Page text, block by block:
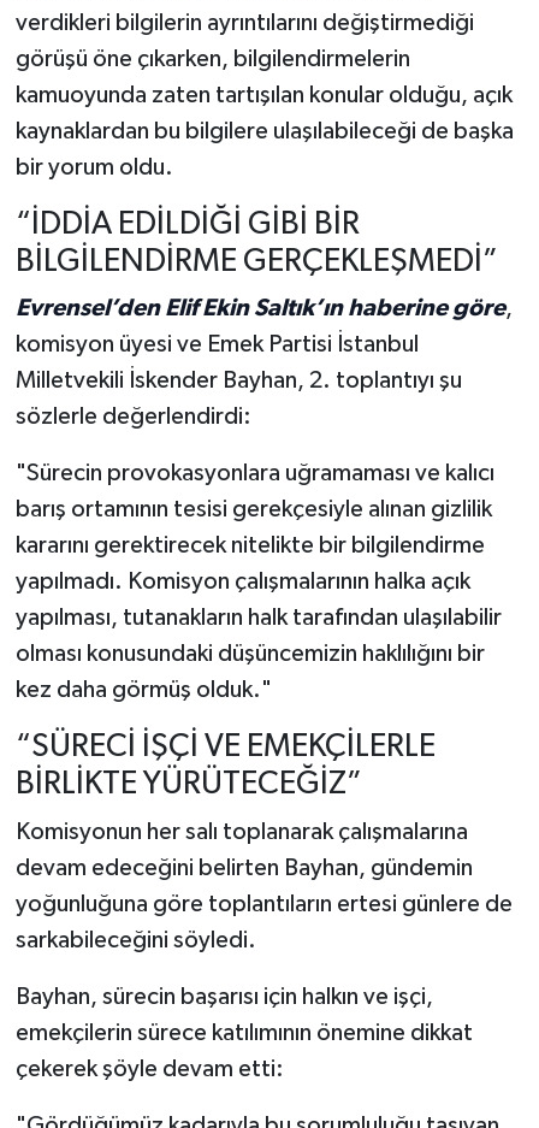
verdikleri bilgilerin ayrıntılarını değiştirmediği
görüşü öne çıkarken, bilgilendirmelerin
kamuoyunda zaten tartışılan konular olduğu, açık
kaynaklardan bu bilgilere ulaşılabileceği de başka
bir yorum oldu.
“İDDİA EDİLDİĞİ GİBİ BİR
BİLGİLENDİRME GERÇEKLEŞMEDİ”
Evrensel’den Elif Ekin Saltık’ın haberine göre,
komisyon üyesi ve Emek Partisi İstanbul
Milletvekili İskender Bayhan, 2. toplantıyı şu
sözlerle değerlendirdi:
"Sürecin provokasyonlara uğramaması ve kalıcı
barış ortamının tesisi gerekçesiyle alınan gizlilik
kararını gerektirecek nitelikte bir bilgilendirme
yapılmadı. Komisyon çalışmalarının halka açık
yapılması, tutanakların halk tarafından ulaşılabilir
olması konusundaki düşüncemizin haklılığını bir
kez daha görmüş olduk."
“SÜRECİ İŞÇİ VE EMEKÇİLERLE
BİRLİKTE YÜRÜTECEĞİZ”
Komisyonun her salı toplanarak çalışmalarına
devam edeceğini belirten Bayhan, gündemin
yoğunluğuna göre toplantıların ertesi günlere de
sarkabileceğini söyledi.
Bayhan, sürecin başarısı için halkın ve işçi,
emekçilerin sürece katılımının önemine dikkat
çekerek şöyle devam etti: